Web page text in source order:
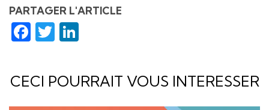
PARTAGER L'ARTICLE
Facebook
Twitter
CECI POURRAIT VOUS INTERESSER